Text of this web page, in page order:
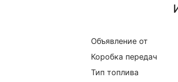
Объявление от
Коробка передач
Тип топлива